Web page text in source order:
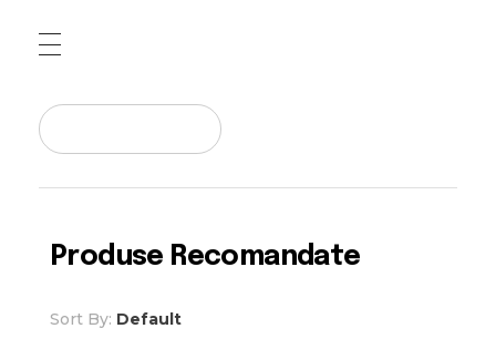
Pomi fructiferi , Vita de Vie si Arbusti Fructiferi
Produse Recomandate
Sort By: Default